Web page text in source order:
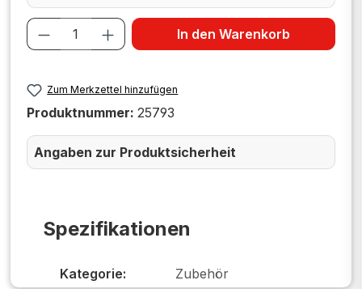
Spezifikationen
Kategorie: Zubehör
Produkt Anzahl: Gib den
In den Warenkorb
Zum Merkzettel hinzufügen
Produktnummer: 25793
Angaben zur Produktsicherheit